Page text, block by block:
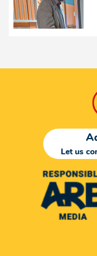
Let us